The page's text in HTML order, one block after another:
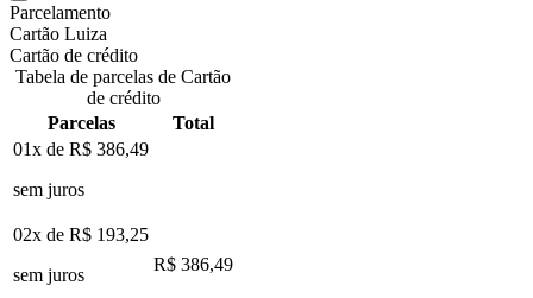
Parcelamento
Cartão Luiza
Cartão de crédito
Tabela de parcelas de Cartão
de crédito
Parcelas
Total
01x de R$ 386,49
sem juros
02x de R$ 193,25
sem juros
R$ 386,49